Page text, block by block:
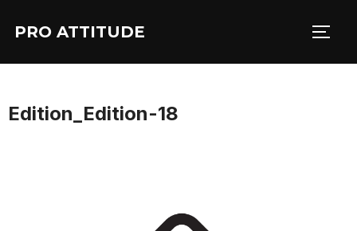
PRO ATTITUDE
Edition_Edition-18